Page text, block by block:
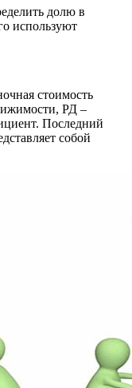
долю в
используют
стоимость
РД –
Последний
собой